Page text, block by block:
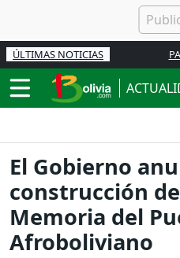
ÚLTIMAS NOTICIAS
El Gobierno
construcción
Memoria del
Afroboliviano